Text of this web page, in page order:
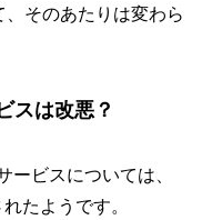
そのあたりは変わら
スは改悪？
ービスについては、
たようです。